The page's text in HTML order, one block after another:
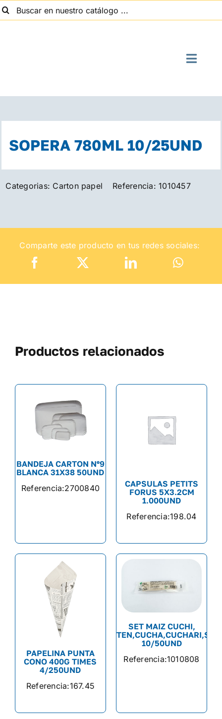
Saltar
al
Toggle
SOPERA 780ML 10/25UND
Categorias: Carton papel Referencia:1010457
Comparte este producto en tus redes sociales:
Productos relacionados
BANDEJA CARTON Nº9
BLANCA 31X38 50UND
Referencia:2700840
CAPSULAS PETITS
FORUS 5X3.2CM
1.000UND
Referencia:198.04
PAPELINA PUNTA
CONO 400G TIMES
4/250UND
Referencia:167.45
SET MAIZ CUCHI,
10/50UND
Referencia:1010808